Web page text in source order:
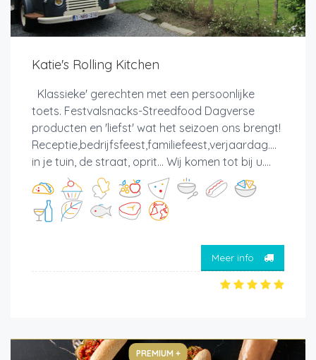
Katie's Rolling Kitchen
Klassieke' gerechten met een persoonlijke
toets. Festvalsnacks-Streedfood Dagverse
producten en 'liefst' wat het seizoen ons brengt!
Receptie,bedrijfsfeest,familiefeest,verjaardag....
in je tuin, de straat, oprit... Wij komen tot bij u....
Meer info
PREMIUM +